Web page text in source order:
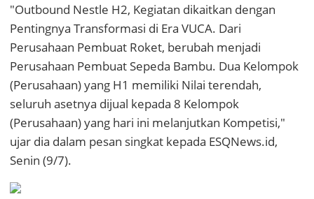
"Outbound Nestle H2, Kegiatan dikaitkan dengan
Pentingnya Transformasi di Era VUCA. Dari
Perusahaan Pembuat Roket, berubah menjadi
Perusahaan Pembuat Sepeda Bambu. Dua Kelompok
(Perusahaan) yang H1 memiliki Nilai terendah,
seluruh asetnya dijual kepada 8 Kelompok
(Perusahaan) yang hari ini melanjutkan Kompetisi,"
ujar dia dalam pesan singkat kepada ESQNews.id,
Senin (9/7).